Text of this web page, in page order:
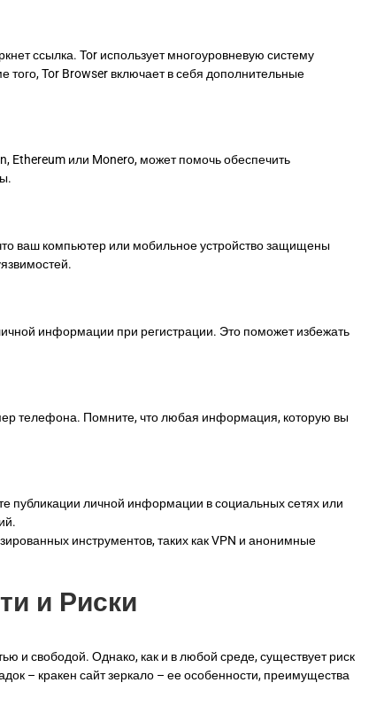
ссылка. Tor использует многоуровневую систему
того, Tor Browser включает в себя дополнительные
Ethereum или Monero, может помочь обеспечить
ваш компьютер или мобильное устройство защищены
информации при регистрации. Это поможет избежать
телефона. Помните, что любая информация, которую вы
публикации личной информации в социальных сетях или
инструментов, таких как VPN и анонимные
и Риски
и свободой. Однако, как и в любой среде, существует риск
– кракен сайт зеркало – ее особенности, преимущества